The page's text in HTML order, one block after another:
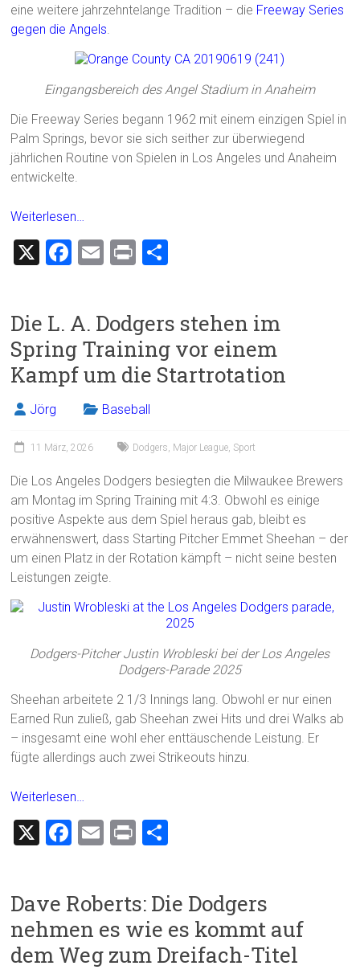
eine weitere jahrzehntelange Tradition – die Freeway Series
gegen die Angels.
Eingangsbereich des Angel Stadium in Anaheim
Die Freeway Series begann 1962 mit einem einzigen Spiel in
Palm Springs, bevor sie sich seither zur überwiegend
jährlichen Routine von Spielen in Los Angeles und Anaheim
entwickelte.
Weiterlesen…
X
F
b
o
ok
E
l
Pr
n
Die L. A. Dodgers stehen im
Spring Training vor einem
Kampf um die Startrotation
Jörg Baseball
11 März, 2026 Dodgers, Major League, Sport
Die Los Angeles Dodgers besiegten die Milwaukee Brewers
am Montag im Spring Training mit 4:3. Obwohl es einige
positive Aspekte aus dem Spiel heraus gab, bleibt es
erwähnenswert, dass Starting Pitcher Emmet Sheehan – der
um einen Platz in der Rotation kämpft – nicht seine besten
Leistungen zeigte.
Dodgers-Pitcher Justin Wrobleski bei der Los Angeles
Dodgers-Parade 2025
Sheehan arbeitete 2 1/3 Innings lang. Obwohl er nur einen
Earned Run zuließ, gab Sheehan zwei Hits und drei Walks ab
– insgesamt eine wohl eher enttäuschende Leistung. Er
fügte allerdings auch zwei Strikeouts hinzu.
Weiterlesen…
X
F
b
o
ok
E
l
Pr
n
Dave Roberts: Die Dodgers
nehmen es wie es kommt auf
dem Weg zum Dreifach-Titel